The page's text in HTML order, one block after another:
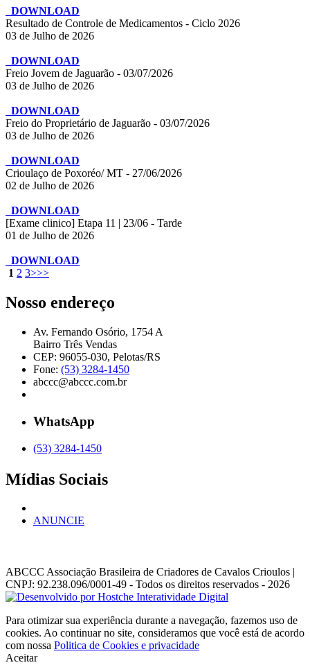
DOWNLOAD
Resultado de Controle de Medicamentos - Ciclo 2026
03 de Julho de 2026
DOWNLOAD
Freio Jovem de Jaguarão - 03/07/2026
03 de Julho de 2026
DOWNLOAD
Freio do Proprietário de Jaguarão - 03/07/2026
03 de Julho de 2026
DOWNLOAD
Crioulaço de Poxoréo/ MT - 27/06/2026
02 de Julho de 2026
DOWNLOAD
[Exame clinico] Etapa 11 | 23/06 - Tarde
01 de Julho de 2026
DOWNLOAD
1 2 3>>>
Nosso endereço
Av. Fernando Osório, 1754 A
Bairro Três Vendas
CEP: 96055-030, Pelotas/RS
Fone: (53) 3284-1450
abccc@abccc.com.br
WhatsApp
(53) 3284-1450
Mídias Sociais
ANUNCIE
ABCCC Associação Brasileira de Criadores de Cavalos Crioulos |
CNPJ: 92.238.096/0001-49 - Todos os direitos reservados - 2026
Para otimizar sua experiência durante a navegação, fazemos uso de
cookies. Ao continuar no site, consideramos que você está de acordo
com nossa Politica de Cookies e privacidade
Aceitar